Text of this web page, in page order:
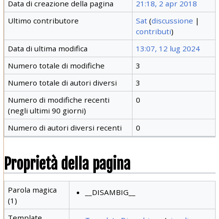
Data di creazione della pagina
21:18, 2 apr 2018
Ultimo contributore
Sat (discussione |
contributi)
Data di ultima modifica
13:07, 12 lug 2024
Numero totale di modifiche
3
Numero totale di autori diversi
3
Numero di modifiche recenti
(negli ultimi 90 giorni)
0
Numero di autori diversi recenti 0
Proprietà della pagina
Parola magica
(1)
__DISAMBIG__